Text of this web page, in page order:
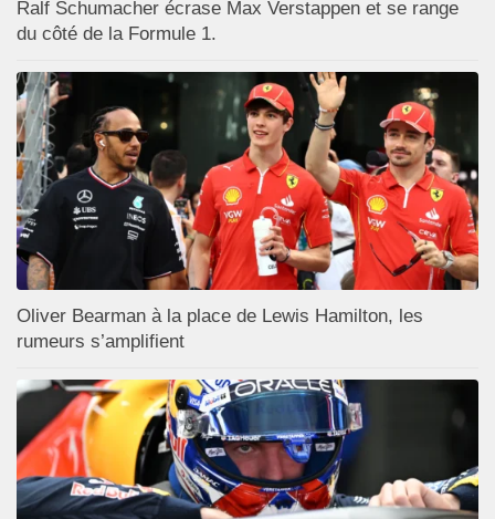
Ralf Schumacher écrase Max Verstappen et se range
du côté de la Formule 1.
Oliver Bearman à la place de Lewis Hamilton, les
rumeurs s’amplifient